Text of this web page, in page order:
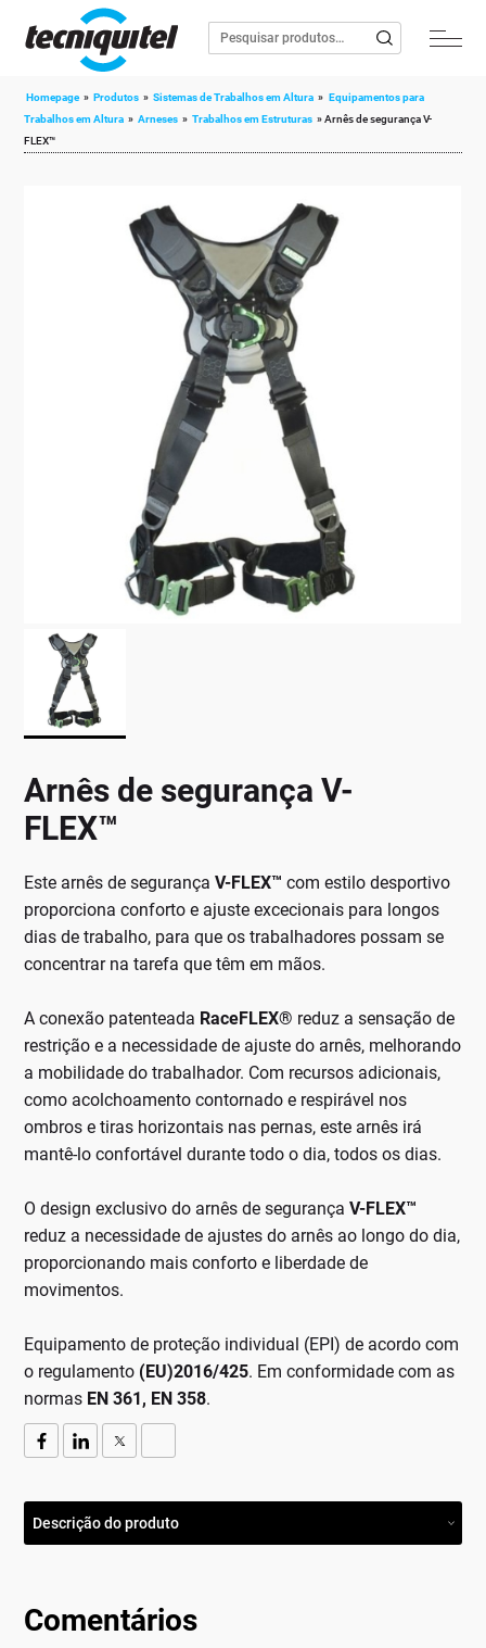
Homepage » Produtos » Sistemas de Trabalhos em Altura » Equipamentos para
Trabalhos em Altura » Arneses » Trabalhos em Estruturas »Arnês de segurança V-
FLEX™
Arnês de segurança V-
FLEX™
Este arnês de segurançaV-FLEX™ com estilo desportivo
proporciona conforto e ajuste excecionais para longos
dias de trabalho, para que os trabalhadores possam se
concentrar na tarefa que têm em mãos.
A conexão patenteada RaceFLEX® reduz a sensação de
restrição e a necessidade de ajuste do arnês, melhorando
a mobilidade do trabalhador. Com recursos adicionais,
como acolchoamento contornado e respirável nos
ombros e tiras horizontais nas pernas, este arnês irá
mantê-lo confortável durante todo o dia, todos os dias.
O design exclusivo do arnês de segurança V-FLEX™
reduz a necessidade de ajustes do arnês ao longo do dia,
proporcionando mais conforto e liberdade de
movimentos.
Equipamento de proteção individual (EPI) de acordo com
o regulamento (EU)2016/425. Em conformidade com as
normas EN 361, EN 358.
Descrição do produto
Comentários